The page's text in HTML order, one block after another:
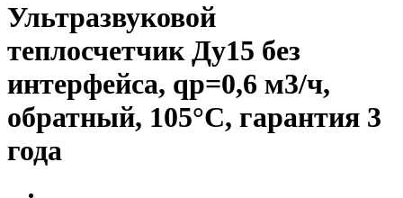
Ультразвуковой
теплосчетчик Ду15 без
интерфейса, qp=0,6 м3/ч,
обратный, 105°C, гарантия 3
года